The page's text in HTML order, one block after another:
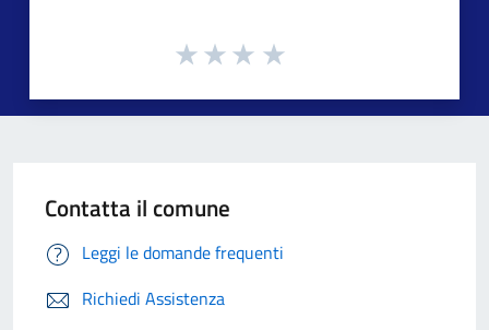
Contatta il comune
Leggi le domande frequenti
Richiedi Assistenza